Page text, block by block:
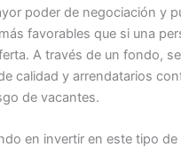
poder de negociación y
favorables que si una
A través de un fondo,
calidad y arrendatarios
de vacantes.
en invertir en este tipo de